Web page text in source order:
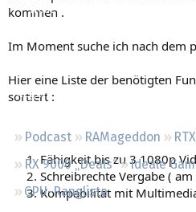
Neue Beiträge
Regeln
Podcast RAMageddon
RX 9000 „Deals“
Ideale
CPU-Rangliste
kommen .
Im Moment suche ich nach dem
Hier eine Liste der benötigten
sortiert :
Fähigkeit bis zu 3 1080p
Schreibrechte Vergabe (
Kompabilität mit